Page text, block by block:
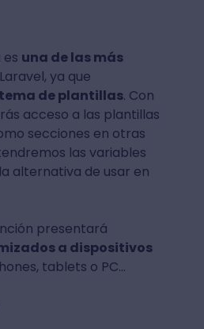
una de las más
ya que
de plantillas. Con
acceso a las plantillas
secciones en otras
las variables
alternativa de usar en
presentará
a dispositivos
tablets o PC...